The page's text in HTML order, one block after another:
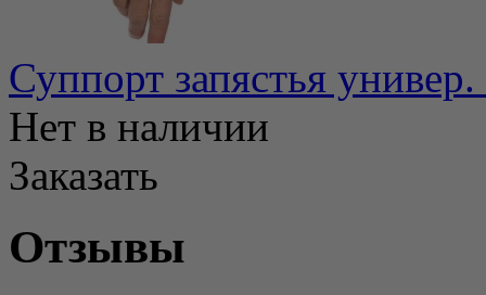
Суппорт запястья
Нет в наличии
Заказать
Отзывы